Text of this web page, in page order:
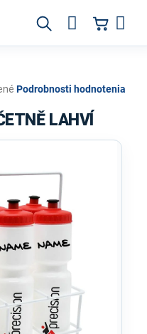
Podrobnosti hodnotenia
LAHVÍ